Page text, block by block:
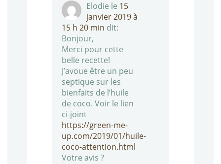
Elodie le 15
janvier 2019 à
15 h 20 min dit:
Bonjour,
Merci pour cette
belle recette!
J’avoue être un peu
septique sur les
bienfaits de l’huile
de coco. Voir le lien
ci-joint
https://green-me-
up.com/2019/01/huile-
coco-attention.html
Votre avis ?